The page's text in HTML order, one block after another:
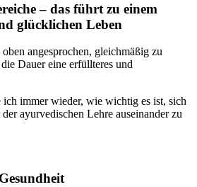
– das führt zu einem
glücklichen Leben
angesprochen, gleichmäßig zu
Dauer eine erfüllteres und
immer wieder, wie wichtig es ist, sich
ayurvedischen Lehre auseinander zu